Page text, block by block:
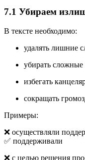
7.1 Убираем
В тексте необходимо:
удалять лишние
убирать сложные
избегать
сокращать
Примеры:
❌ осуществляли
✅ поддерживали
❌ с целью решения